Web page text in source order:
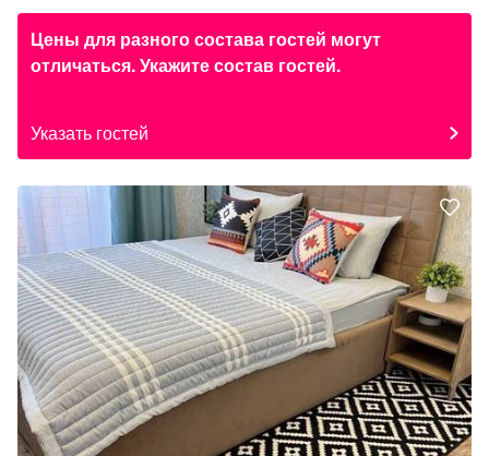
Цены для разного состава гостей могут
отличаться. Укажите состав гостей.
Указать гостей